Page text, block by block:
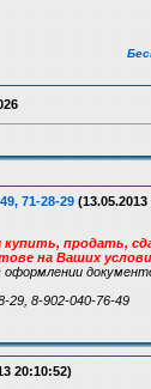
71-28-29
продать,
на Ваших
29, 8-902-040-76-49
20:10:52)